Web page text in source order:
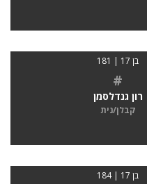
בן 17 | 181
#
רון גנדלסמן
קבלן/נית
בן 17 | 184